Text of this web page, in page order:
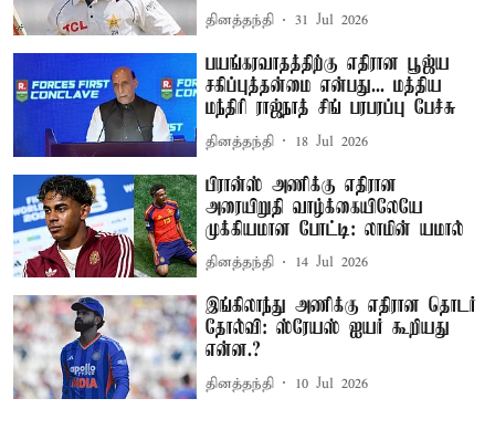
தினத்தந்தி 31 Jul 2026
பயங்கரவாதத்திற்கு எதிரான பூஜ்ய
சகிப்புத்தன்மை என்பது... மத்திய
மந்திரி ராஜ்நாத் சிங் பரபரப்பு பேச்சு
தினத்தந்தி 18 Jul 2026
பிரான்ஸ் அணிக்கு எதிரான
அரையிறுதி வாழ்க்கையிலேயே
முக்கியமான போட்டி: லாமின் யமால்
தினத்தந்தி 14 Jul 2026
இங்கிலாந்து அணிக்கு எதிரான தொடர்
தோல்வி: ஸ்ரேயஸ் ஐயர் கூறியது
என்ன.?
தினத்தந்தி 10 Jul 2026